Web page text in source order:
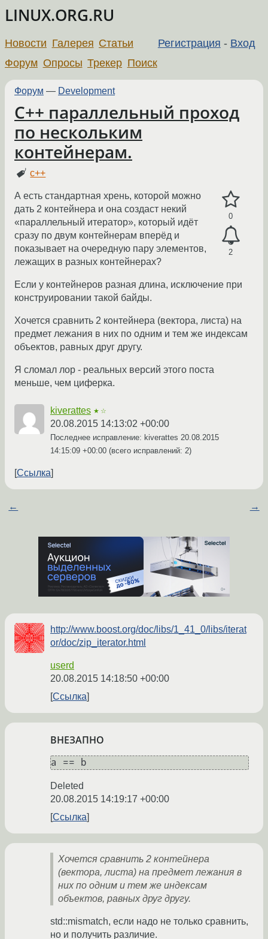
LINUX.ORG.RU
Регистрация - Вход
Новости Галерея Статьи
Форум Опросы Трекер Поиск
Форум — Development
C++ параллельный проход
по нескольким
контейнерам.
c++
0
2
А есть стандартная хрень, которой можно
дать 2 контейнера и она создаст некий
«параллельный итератор», который идёт
сразу по двум контейнерам вперёд и
показывает на очередную пару элементов,
лежащих в разных контейнерах?
Если у контейнеров разная длина, исключение при
конструировании такой байды.
Хочется сравнить 2 контейнера (вектора, листа) на
предмет лежания в них по одним и тем же индексам
объектов, равных друг другу.
Я сломал лор - реальных версий этого поста
меньше, чем циферка.
kiverattes ★☆
20.08.2015 14:13:02 +00:00
Последнее исправление: kiverattes 20.08.2015
14:15:09 +00:00 (всего исправлений: 2)
Ссылка
← →
http://www.boost.org/doc/libs/1_41_0/libs/iterat
or/doc/zip_iterator.html
userd
20.08.2015 14:18:50 +00:00
Ссылка
ВНЕЗАПНО
Deleted
20.08.2015 14:19:17 +00:00
Ссылка
Хочется сравнить 2 контейнера
(вектора, листа) на предмет лежания в
них по одним и тем же индексам
объектов, равных друг другу.
std::mismatch, если надо не только сравнить,
но и получить различие.